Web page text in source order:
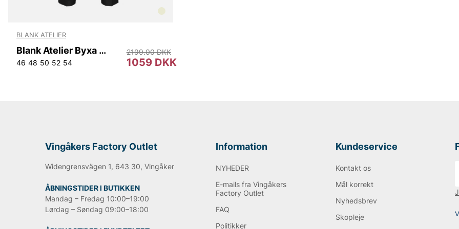
BLANK ATELIER
Blank Atelier Byxa Herr
46 48 50 52 54 1059 DKK
2199.00 DKK
Vingåkers Factory Outlet
Widengrensvägen 1, 643 30, Vingåker
ÅBNINGSTIDER I BUTIKKEN
Mandag – Fredag 10:00–19:00
Lørdag – Søndag 09:00–18:00
Information
NYHEDER
E-mails fra Vingåkers
Factory Outlet
FAQ
Politikker
Kundeservice
Kontakt os
Mål korrekt
Nyhedsbrev
Skopleje